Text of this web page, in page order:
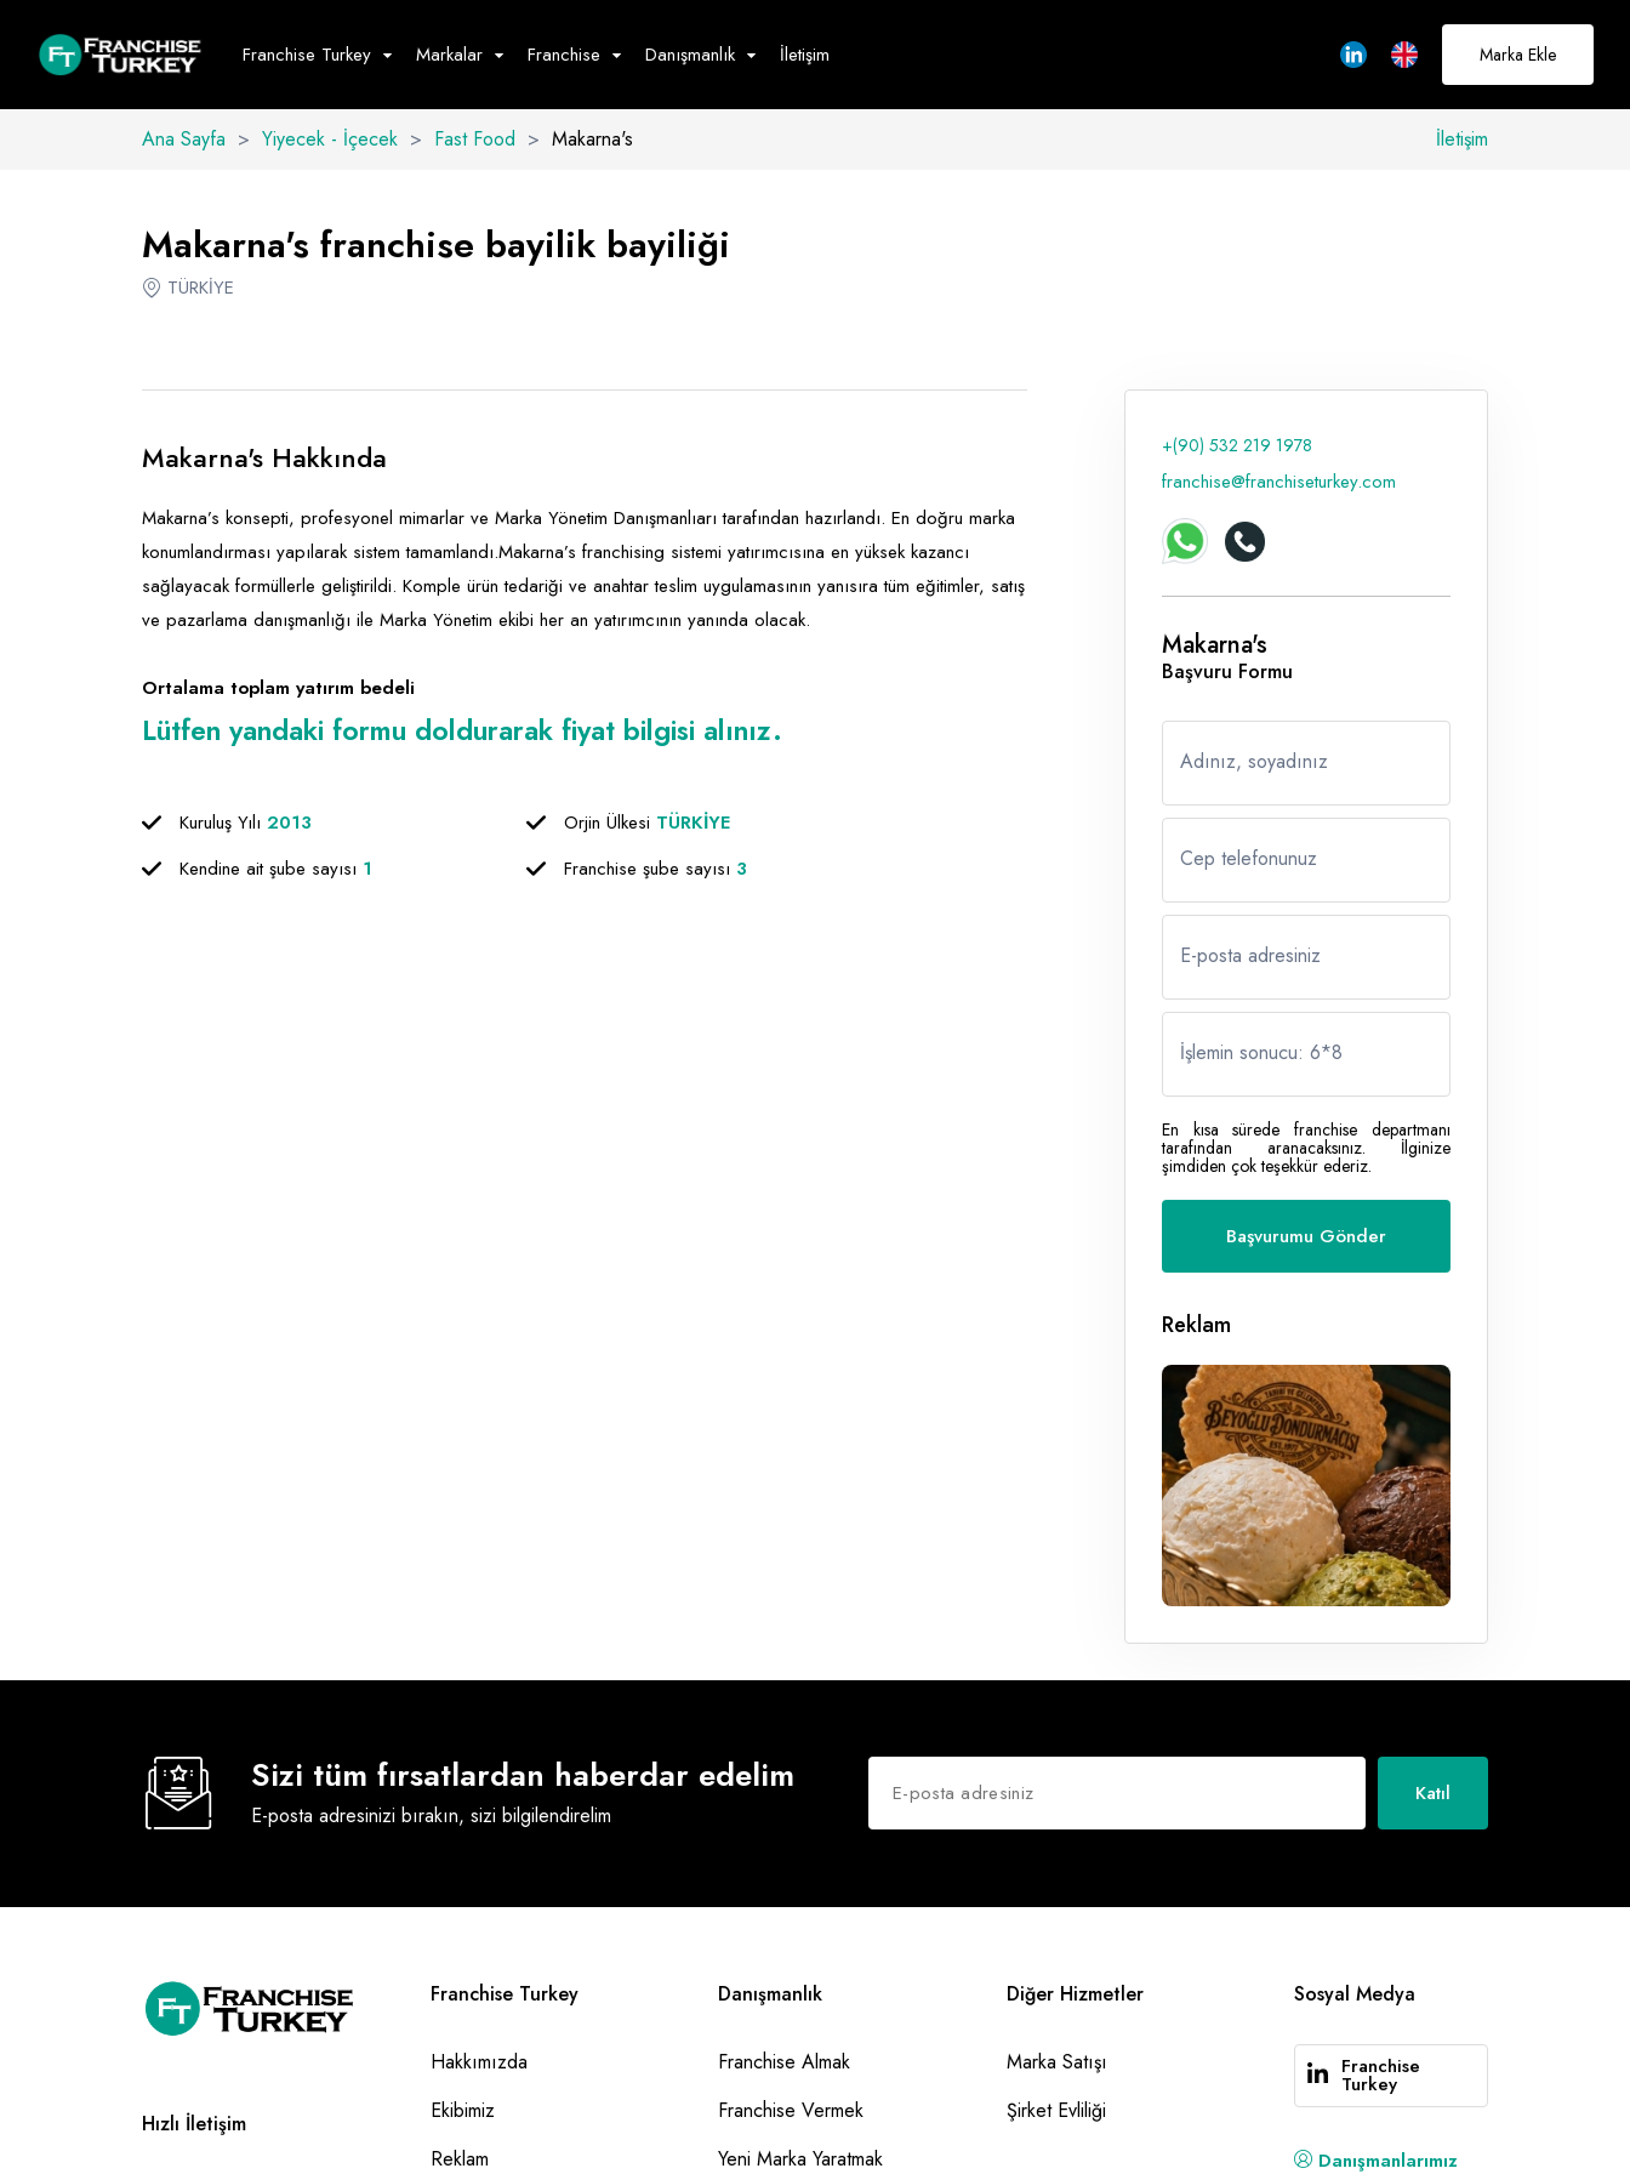
Franchise Turkey Markalar
Hepsini Göster
buradayız
Hakkımızda
Franchise Danışmanlık İletişim Marka Ekle
Ana Sayfa > Yiyecek - İçecek > Fast Food > Makarna's İletişim
Makarna's franchise bayilik bayiliği
TÜRKİYE
Makarna's Hakkında
Makarna’s konsepti, profesyonel mimarlar ve Marka Yönetim Danışmanlıarı tarafından hazırlandı. En doğru marka
konumlandırması yapılarak sistem tamamlandı.Makarna’s franchising sistemi yatırımcısına en yüksek kazancı
sağlayacak formüllerle geliştirildi. Komple ürün tedariği ve anahtar teslim uygulamasının yanısıra tüm eğitimler, satış
ve pazarlama danışmanlığı ile Marka Yönetim ekibi her an yatırımcının yanında olacak.
Ortalama toplam yatırım bedeli
Lütfen yandaki formu doldurarak fiyat bilgisi alınız.
Kuruluş Yılı 2013 Orjin Ülkesi TÜRKİYE
Kendine ait şube sayısı 1 Franchise şube sayısı 3
+(90) 532 219 1978
franchise@franchiseturkey.com
Makarna's
Başvuru Formu
Adınız, soyadınız
Cep telefonunuz
E-posta adresiniz
İşlemin sonucu: 6*8
En kısa sürede franchise departmanı
tarafından aranacaksınız. İlginize
şimdiden çok teşekkür ederiz.
Reklam
Sizi tüm fırsatlardan haberdar edelim
E-posta adresinizi bırakın, sizi bilgilendirelim
Katıl
Hızlı İletişim
Franchise Turkey
Hakkımızda
Ekibimiz
Reklam
Danışmanlık
Franchise Almak
Franchise Vermek
Yeni Marka Yaratmak
Diğer Hizmetler
Marka Satışı
Şirket Evliliği
Sosyal Medya
Franchise
Turkey
Danışmanlarımız